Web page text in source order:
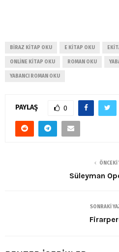
BIRAZ KITAP OKU E KITAP OKU
ONLINE KITAP OKU ROMAN OKU
YABANCI ROMAN OKU
PAYLAŞ 0
ÖNCEKI
Süleyman
SONRAKI